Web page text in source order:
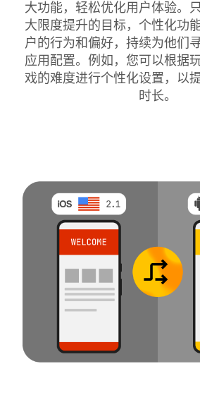
大功能，轻松优化用户体验。
大限度提升的目标，个性化功
户的行为和偏好，持续为他们
应用配置。例如，您可以根据
戏的难度进行个性化设置，以
时长。